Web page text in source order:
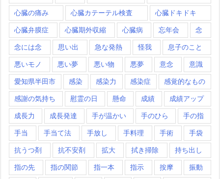
心臓の痛み 心臓カテーテル検査 心臓ドキドキ
心臓弁膜症 心臓期外収縮 心臓病 忘年会 念
念には念 思い出 急な発熱 怪我 息子のこと
悪いモノ 悪い夢 悪い物 悪夢 意念 意識
愛知県半田市 感染 感染力 感染症 感覚的なもの
感謝の気持ち 慰霊の日 懸命 成績 成績アップ
成長力 成長発達 手が温かい 手のひら 手の指
手当 手当て法 手放し 手料理 手術 手袋
抗うつ剤 抗不安剤 拡大 拭き掃除 持ち出し
指の先 指の関節 指一本 指示 按摩 振動